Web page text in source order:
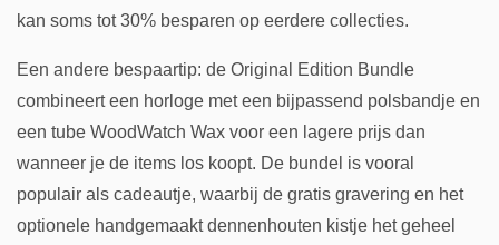
kan soms tot 30% besparen op eerdere collecties.
Een andere bespaartip: de Original Edition Bundle
combineert een horloge met een bijpassend polsbandje en
een tube WoodWatch Wax voor een lagere prijs dan
wanneer je de items los koopt. De bundel is vooral
populair als cadeautje, waarbij de gratis gravering en het
optionele handgemaakt dennenhouten kistje het geheel